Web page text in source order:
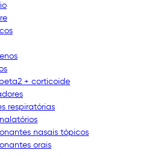
+ corticoide
respiratórias
nasais tópicos
orais